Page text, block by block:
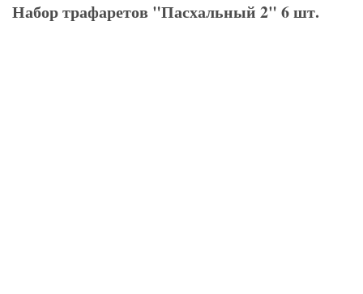
Набор трафаретов "Пасхальный 2" 6 шт.